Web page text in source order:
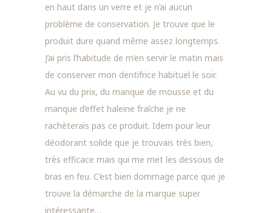
en haut dans un verre et je n’ai aucun
problème de conservation. Je trouve que le
produit dure quand même assez longtemps.
J’ai pris l’habitude de m’en servir le matin mais
de conserver mon dentifrice habituel le soir.
Au vu du prix, du manque de mousse et du
manque d’effet haleine fraîche je ne
rachèterais pas ce produit. Idem pour leur
déodorant solide que je trouvais très bien,
très efficace mais qui me met les dessous de
bras en feu. C’est bien dommage parce que je
trouve la démarche de la marque super
intéressante…